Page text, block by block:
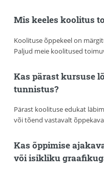
Mis keeles koolitus
Koolituse õppekeel on
Paljud meie koolitused
Kas pärast kursuse
tunnistus?
Pärast koolituse edukat
või tõend vastavalt
Kas õppimise
või isikliku